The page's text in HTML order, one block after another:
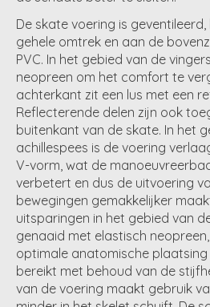
De skate voering is
gehele omtrek en aan de
PVC. In het gebied van de
neopreen om het comfort te
achterkant zit een lus met een
Reflecterende delen zijn ook
buitenkant van de skate. In het
achillespees is de voering
V-vorm, wat de
verbetert en dus de uitvoering
bewegingen gemakkelijker
uitsparingen in het gebied van
genaaid met elastisch
optimale anatomische
bereikt met behoud van de
van de voering maakt gebruik